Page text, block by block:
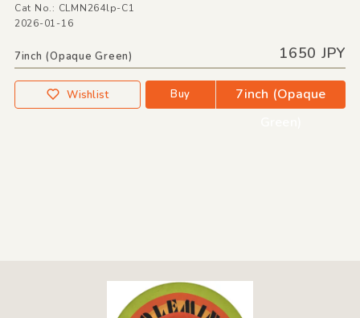
Cat No.: CLMN264lp-C1
2026-01-16
7inch (Opaque Green) 1650 JPY
Wishlist Buy
7inch (Opaque